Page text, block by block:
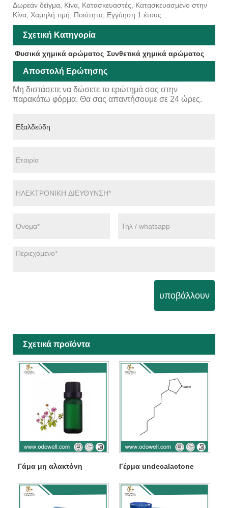
Δωρεάν δείγμα, Κίνα, Κατασκευαστές, Κατασκευασμένο στην
Κίνα, Χαμηλή τιμή, Ποιότητα, Εγγύηση 1 έτους
Σχετική Κατηγορία
Φυσικά χημικά αρώματος Συνθετικά χημικά αρώματος
Αποστολή Ερώτησης
Μη διστάσετε να δώσετε το ερώτημά σας στην
παρακάτω φόρμα. Θα σας απαντήσουμε σε 24 ώρες.
υποβάλλουν
Σχετικά προϊόντα
Γάμα μη αλακτόνη Γέρμα undecalactone